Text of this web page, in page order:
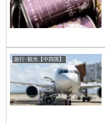
旅行･観光【中四国】